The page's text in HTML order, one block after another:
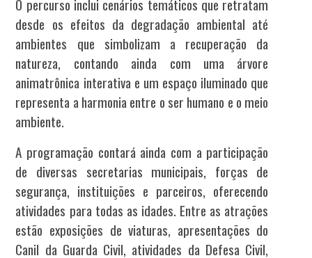
O percurso inclui cenários temáticos que retratam
desde os efeitos da degradação ambiental até
ambientes que simbolizam a recuperação da
natureza, contando ainda com uma árvore
animatrônica interativa e um espaço iluminado que
representa a harmonia entre o ser humano e o meio
ambiente.
A programação contará ainda com a participação
de diversas secretarias municipais, forças de
segurança, instituições e parceiros, oferecendo
atividades para todas as idades. Entre as atrações
estão exposições de viaturas, apresentações do
Canil da Guarda Civil, atividades da Defesa Civil,